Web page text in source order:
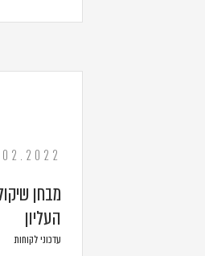
מבחן
העליון
עדכוני לקוחות